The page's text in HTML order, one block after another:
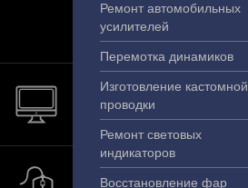
Ремонт автомобильных
усилителей
Перемотка динамиков
Изготовление кастомной
проводки
Ремонт световых
индикаторов
Восстановление фар